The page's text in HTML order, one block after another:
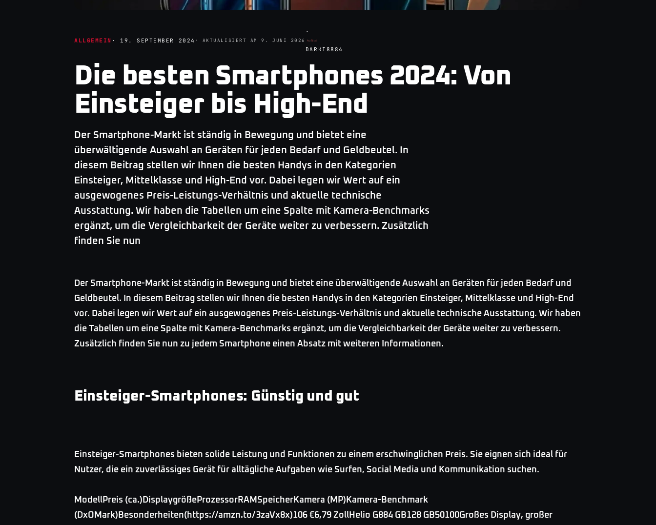
ALLGEMEIN · 19. SEPTEMBER 2024 · AKTUALISIERT AM9. JUNI 2026
·
DARKI8884
Die besten Smartphones 2024: Von
Einsteiger bis High-End
Der Smartphone-Markt ist ständig in Bewegung und bietet eine
überwältigende Auswahl an Geräten für jeden Bedarf und Geldbeutel. In
diesem Beitrag stellen wir Ihnen die besten Handys in den Kategorien
Einsteiger, Mittelklasse und High-End vor. Dabei legen wir Wert auf ein
ausgewogenes Preis-Leistungs-Verhältnis und aktuelle technische
Ausstattung. Wir haben die Tabellen um eine Spalte mit Kamera-Benchmarks
ergänzt, um die Vergleichbarkeit der Geräte weiter zu verbessern. Zusätzlich
finden Sie nun
Der Smartphone-Markt ist ständig in Bewegung und bietet eine überwältigende Auswahl an Geräten für jeden Bedarf und
Geldbeutel. In diesem Beitrag stellen wir Ihnen die besten Handys in den Kategorien Einsteiger, Mittelklasse und High-End
vor. Dabei legen wir Wert auf ein ausgewogenes Preis-Leistungs-Verhältnis und aktuelle technische Ausstattung. Wir haben
die Tabellen um eine Spalte mit Kamera-Benchmarks ergänzt, um die Vergleichbarkeit der Geräte weiter zu verbessern.
Zusätzlich finden Sie nun zu jedem Smartphone einen Absatz mit weiteren Informationen.
Einsteiger-Smartphones: Günstig und gut
Einsteiger-Smartphones bieten solide Leistung und Funktionen zu einem erschwinglichen Preis. Sie eignen sich ideal für
Nutzer, die ein zuverlässiges Gerät für alltägliche Aufgaben wie Surfen, Social Media und Kommunikation suchen.
ModellPreis (ca.)DisplaygrößeProzessorRAMSpeicherKamera (MP)Kamera-Benchmark
(DxOMark)Besonderheiten(https://amzn.to/3zaVx8x)106 €6,79 ZollHelio G884 GB128 GB50100Großes Display, großer